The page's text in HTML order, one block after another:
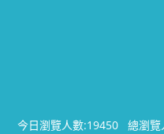
今日瀏覽人數:19450總瀏